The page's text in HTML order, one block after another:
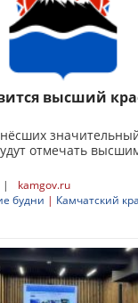
высший
отмечать
|
kamgov.ru
будни | Камчатский